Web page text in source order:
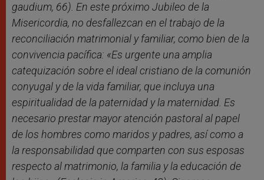
gaudium, 66). En este próximo Jubileo de la
Misericordia, no desfallezcan en el trabajo de la
reconciliación matrimonial y familiar, como bien de la
convivencia pacífica: «Es urgente una amplia
catequización sobre el ideal cristiano de la comunión
conyugal y de la vida familiar, que incluya una
espiritualidad de la paternidad y la maternidad. Es
necesario prestar mayor atención pastoral al papel
de los hombres como maridos y padres, así como a
la responsabilidad que comparten con sus esposas
respecto al matrimonio, la familia y la educación de